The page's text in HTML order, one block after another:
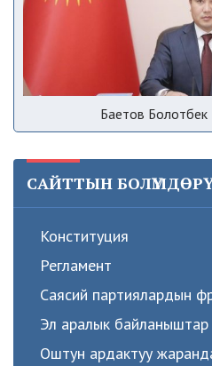
Баетов Болотбек
САЙТТЫН БОЛҮМДӨРҮ
Конституция
Регламент
Саясий партиялардын
Эл аралык байланыштар
Оштун ардактуу